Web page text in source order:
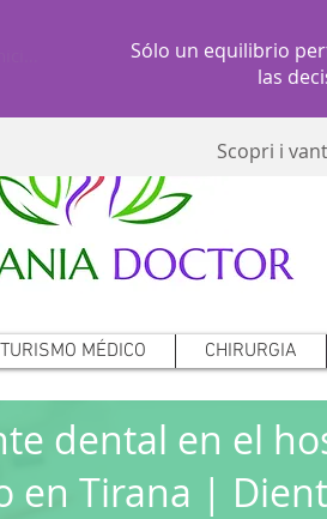
Sólo un equilibrio
las
Scopri i
TURISMO MÉDICO CHIRURGIA
dental en el
en Tirana |